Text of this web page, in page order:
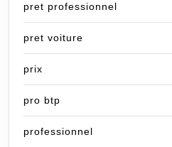
pret professionnel
pret voiture
prix
pro btp
professionnel